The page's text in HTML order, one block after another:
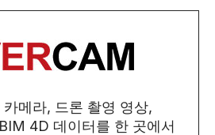
메라, 드론 촬영 영상,
4D 데이터를 한 곳에서